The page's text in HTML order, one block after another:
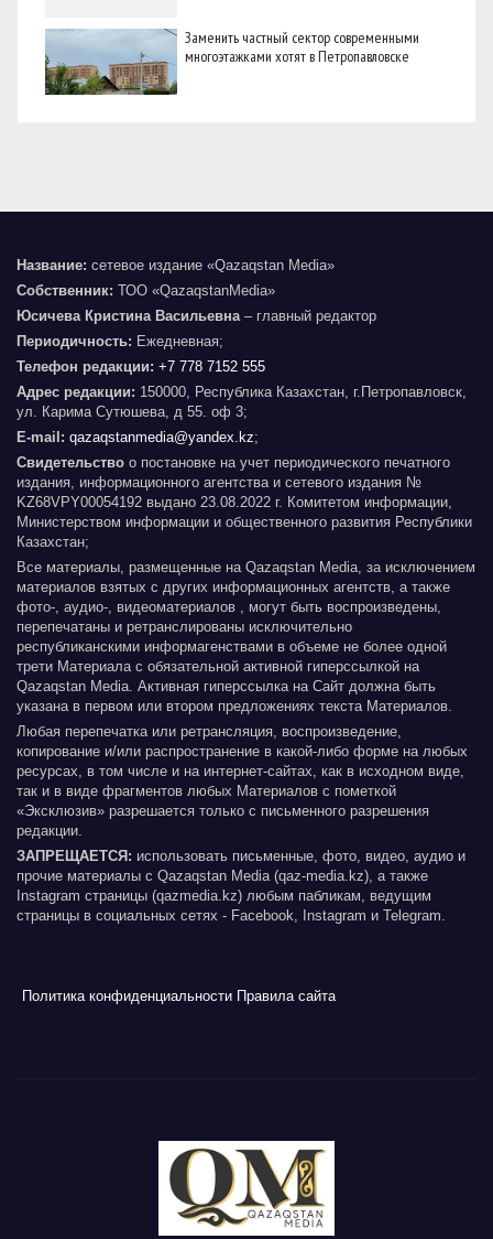
Заменить частный сектор современными
многоэтажками хотят в Петропавловске
Название: сетевое издание «Qazaqstan Media»
Собственник: ТОО «QazaqstanMedia»
Юсичева Кристина Васильевна– главный редактор
Периодичность: Ежедневная;
Телефон редакции: +7 778 7152 555
Адрес редакции: 150000, Республика Казахстан, г.Петропавловск,
ул. Карима Сутюшева, д 55. оф 3;
E-mail: qazaqstanmedia@yandex.kz;
Свидетельство о постановке на учет периодического печатного
издания, информационного агентства и сетевого издания №
KZ68VPY00054192 выдано 23.08.2022 г. Комитетом информации,
Министерством информации и общественного развития Республики
Казахстан;
Все материалы, размещенные на Qazaqstan Media, за исключением
материалов взятых с других информационных агентств, а также
фото-, аудио-, видеоматериалов , могут быть воспроизведены,
перепечатаны и ретранслированы исключительно
республиканскими информагенствами в объеме не более одной
трети Материала с обязательной активной гиперссылкой на
Qazaqstan Media. Активная гиперссылка на Сайт должна быть
указана в первом или втором предложениях текста Материалов.
Любая перепечатка или ретрансляция, воспроизведение,
копирование и/или распространение в какой-либо форме на любых
ресурсах, в том числе и на интернет-сайтах, как в исходном виде,
так и в виде фрагментов любых Материалов с пометкой
«Эксклюзив» разрешается только с письменного разрешения
редакции.
ЗАПРЕЩАЕТСЯ: использовать письменные, фото, видео, аудио и
прочие материалы с Qazaqstan Media (qaz-media.kz), а также
Instagram страницы (qazmedia.kz) любым пабликам, ведущим
страницы в социальных сетях - Facebook, Instagram и Telegram.
Политика конфиденциальности Правила сайта